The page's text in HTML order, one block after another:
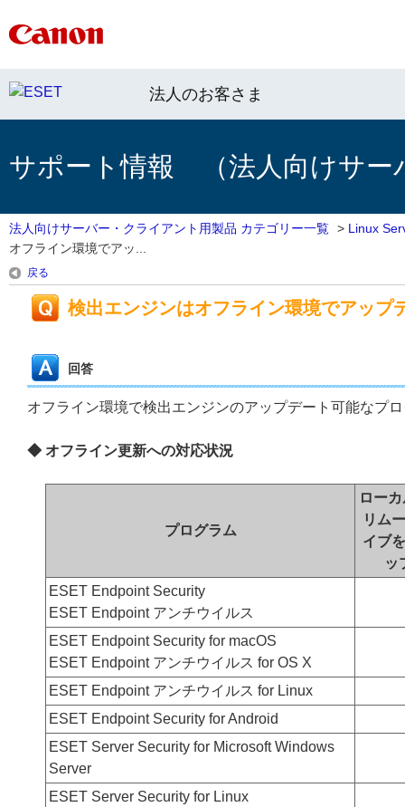
法人のお客さま
サポート情報 （法人向けサー
法人向けサーバー・クライアント用製品 カテゴリー一覧 > Linux
オフライン環境でアッ...
戻る
検出エンジンはオフライン環境でアップ
回答
オフライン環境で検出エンジンのアップデート可能なプ
◆ オフライン更新への対応状況
プログラム
ロー
リム
イブ
ッ
ESET Endpoint Security
ESET Endpoint アンチウイルス
ESET Endpoint Security for macOS
ESET Endpoint アンチウイルス for OS X
ESET Endpoint アンチウイルス for Linux
ESET Endpoint Security for Android
ESET Server Security for Microsoft Windows
Server
ESET Server Security for Linux